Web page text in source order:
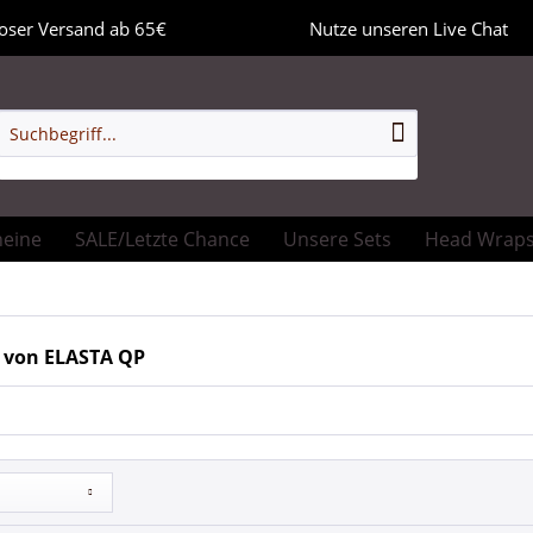
Versand ab 65€ Nutze unseren Live Chat
SALE/Letzte Chance Unsere Sets Head Wraps
ELASTA QP